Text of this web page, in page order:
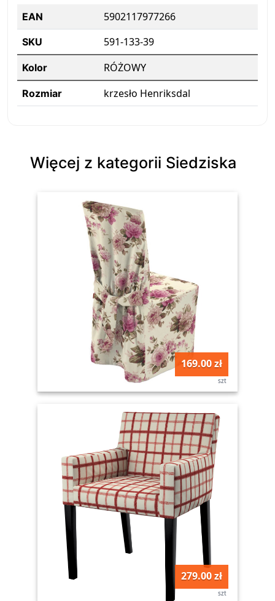
EAN 5902117977266
SKU 591-133-39
Kolor RÓŻOWY
Rozmiar krzesło Henriksdal
Więcej z kategorii Siedziska
169.00 zł
szt
279.00 zł
szt